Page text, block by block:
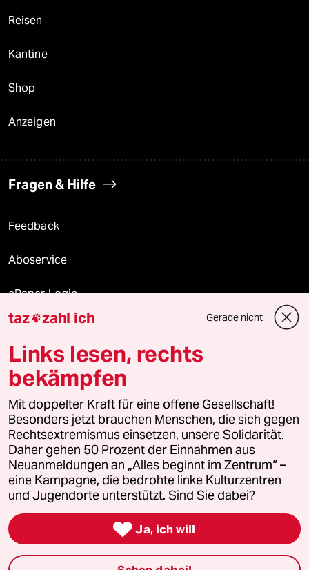
Reisen
Kantine
Shop
Anzeigen
Fragen & Hilfe
Feedback
Aboservice
ePaper Login
Downloads für Abonnierende
© 2026 taz Verlags und Vertriebs GmbH
Alle Rechte vorbehalten. Bei rechtlichen Fragen oder für Genehmigungen
wenden Sie sich bitte an
lizenzen@taz.de
Feedback Redaktionsstatut Kommune-Richtlinien
Leitlinie Informant Datenschutz Impressum AGB
Seitenwende Einwilligungen widerrufen (Ads)
taz zahl ich Gerade nicht
Links lesen, rechts
bekämpfen
Mit doppelter Kraft für eine offene Gesellschaft!
Besonders jetzt brauchen Menschen, die sich gegen
Rechtsextremismus einsetzen, unsere Solidarität.
Daher gehen 50 Prozent der Einnahmen aus
Neuanmeldungen an „Alles beginnt im Zentrum“ –
eine Kampagne, die bedrohte linke Kulturzentren
und Jugendorte unterstützt. Sind Sie dabei?
 Ja, ich will